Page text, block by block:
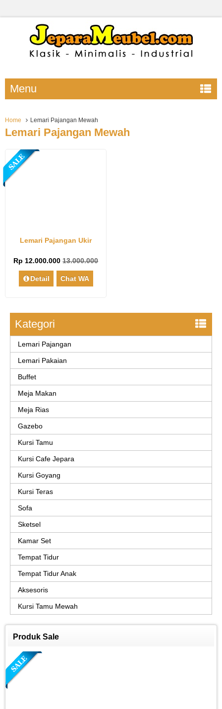
Menu
Home Lemari Pajangan Mewah
Lemari Pajangan Mewah
Lemari Pajangan Ukir
Rp 12.000.00013.000.000
Detail Chat WA
Kategori
Lemari Pajangan
Lemari Pakaian
Buffet
Meja Makan
Meja Rias
Gazebo
Kursi Tamu
Kursi Cafe Jepara
Kursi Goyang
Kursi Teras
Sofa
Sketsel
Kamar Set
Tempat Tidur
Tempat Tidur Anak
Aksesoris
Kursi Tamu Mewah
Produk Sale